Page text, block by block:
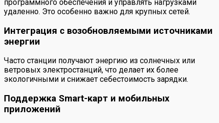
программного обеспечения и управлять нагрузками
удаленно. Это особенно важно для крупных сетей.
Интеграция с возобновляемыми источниками
энергии
Часто станции получают энергию из солнечных или
ветровых электростанций, что делает их более
экологичными и снижает себестоимость зарядки.
Поддержка Smart-карт и мобильных
приложений